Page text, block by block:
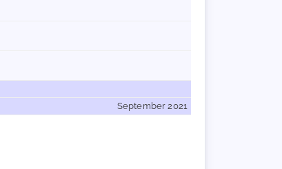
September 2021